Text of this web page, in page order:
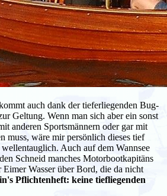
auch dank der tieferliegenden Bug-
Geltung. Wenn man sich aber ein sonst
anderen Sportsmännern oder gar mit
muss, wäre mir persönlich dieses tief
Auch auf dem Wannsee
Schneid manches Motorbootkapitäns
Eimer Wasser über Bord, die da nicht
Pflichtenheft: keine tiefliegenden